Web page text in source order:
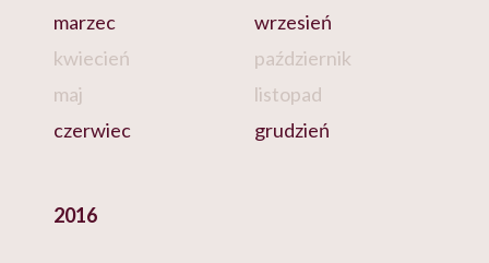
marzec
kwiecień
maj
czerwiec
wrzesień
październik
listopad
grudzień
2016